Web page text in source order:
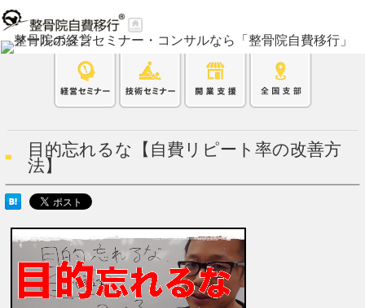
目的忘れるな【自費リピート率の改善方
法】